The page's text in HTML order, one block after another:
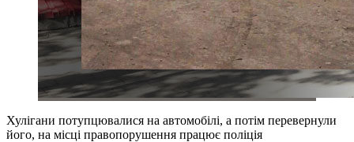
Хулігани потупцювалися на автомобілі, а потім перевернули
його, на місці правопорушення працює поліція